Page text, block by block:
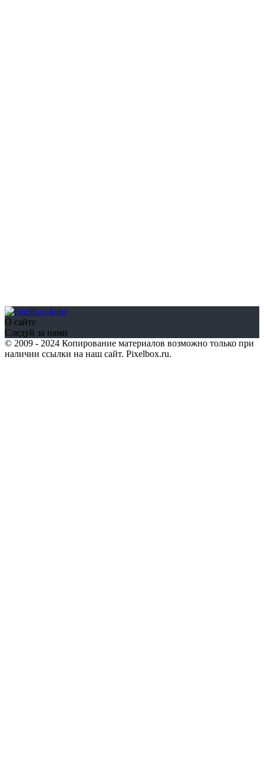
О сайте
Следуй за нами
© 2009 - 2024 Копирование материалов возможно только при
наличии ссылки на наш сайт. Pixelbox.ru.